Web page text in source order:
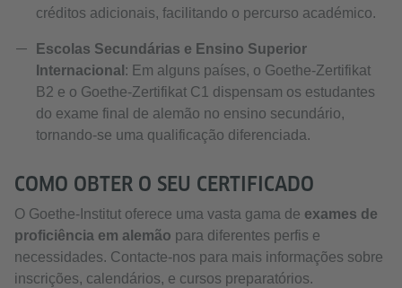
créditos adicionais, facilitando o percurso académico.
Escolas Secundárias e Ensino Superior
Internacional : Em alguns países, o Goethe-Zertifikat
B2 e o Goethe-Zertifikat C1 dispensam os estudantes
do exame final de alemão no ensino secundário,
tornando-se uma qualificação diferenciada.
COMO OBTER O SEU CERTIFICADO
O Goethe-Institut oferece uma vasta gama de exames de
proficiência em alemão para diferentes perfis e
necessidades. Contacte-nos para mais informações sobre
inscrições, calendários, e cursos preparatórios.